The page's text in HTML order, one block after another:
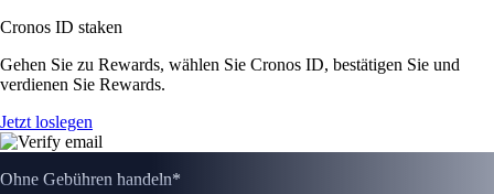
Cronos ID staken
Gehen Sie zu Rewards, wählen Sie Cronos ID, bestätigen Sie und
verdienen Sie Rewards.
Jetzt loslegen
Ohne Gebühren handeln*